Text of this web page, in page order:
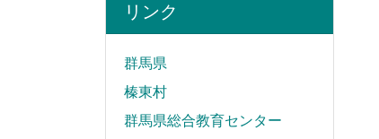
リンク
群馬県
榛東村
群馬県総合教育センター